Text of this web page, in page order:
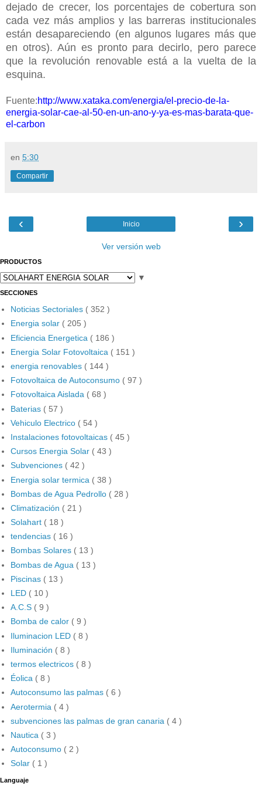
dejado de crecer, los porcentajes de cobertura son
cada vez más amplios y las barreras institucionales
están desapareciendo (en algunos lugares más que
en otros). Aún es pronto para decirlo, pero parece
que la revolución renovable está a la vuelta de la
esquina.
Fuente:http://www.xataka.com/energia/el-precio-de-la-
energia-solar-cae-al-50-en-un-ano-y-ya-es-mas-barata-que-
el-carbon
en 5:30
Compartir
‹ ›
Inicio
Ver versión web
PRODUCTOS
▼
SECCIONES
Noticias Sectoriales ( 352 )
Energia solar ( 205 )
Eficiencia Energetica ( 186 )
Energia Solar Fotovoltaica ( 151 )
energia renovables ( 144 )
Fotovoltaica de Autoconsumo ( 97 )
Fotovoltaica Aislada ( 68 )
Baterias ( 57 )
Vehiculo Electrico ( 54 )
Instalaciones fotovoltaicas ( 45 )
Cursos Energia Solar ( 43 )
Subvenciones ( 42 )
Energia solar termica ( 38 )
Bombas de Agua Pedrollo ( 28 )
Climatización ( 21 )
Solahart ( 18 )
tendencias ( 16 )
Bombas Solares ( 13 )
Bombas de Agua ( 13 )
Piscinas ( 13 )
LED ( 10 )
A.C.S ( 9 )
Bomba de calor ( 9 )
Iluminacion LED ( 8 )
Iluminación ( 8 )
termos electricos ( 8 )
Éolica ( 8 )
Autoconsumo las palmas ( 6 )
Aerotermia ( 4 )
subvenciones las palmas de gran canaria ( 4 )
Nautica ( 3 )
Autoconsumo ( 2 )
Solar ( 1 )
Languaje